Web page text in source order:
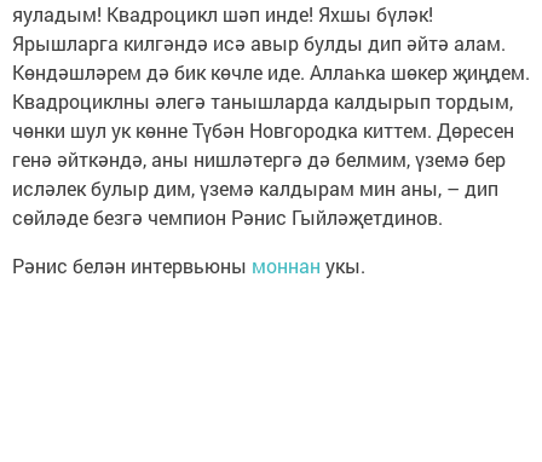
яуладым! Квадроцикл шәп инде! Яхшы бүләк!
Ярышларга килгәндә исә авыр булды дип әйтә алам.
Көндәшләрем дә бик көчле иде. Аллаһка шөкер җиңдем.
Квадроциклны әлегә танышларда калдырып тордым,
чөнки шул ук көнне Түбән Новгородка киттем. Дөресен
генә әйткәндә, аны нишләтергә дә белмим, үземә бер
исләлек булыр дим, үземә калдырам мин аны, – дип
сөйләде безгә чемпион Рәнис Гыйләҗетдинов.
Рәнис белән интервьюны моннан укы.